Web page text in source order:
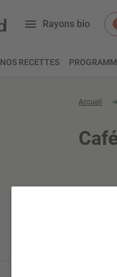
Rayons bio
NOS RECETTES
Accueil